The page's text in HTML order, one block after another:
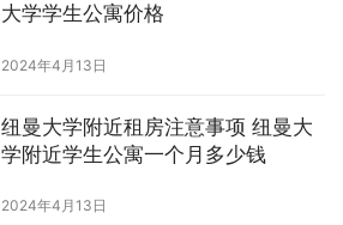
大学学生公寓价格
2024年4月13日
纽曼大学附近租房注意事项 纽曼大
学附近学生公寓一个月多少钱
2024年4月13日